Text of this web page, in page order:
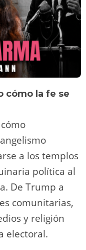
cómo la fe se
a los templos
política al
De Trump a
comunitarias,
y religión
electoral.